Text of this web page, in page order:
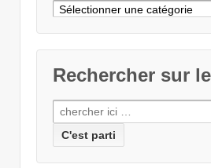
Chercher
Rechercher sur
Recherche
pour: